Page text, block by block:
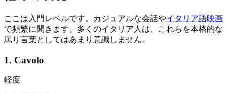
ここは入門レベルです。カジュアルな会話やイタリア語映画
で頻繁に聞きます。多くのイタリア人は、これらを本格的な
罵り言葉としてはあまり意識しません。
1. Cavolo
軽度